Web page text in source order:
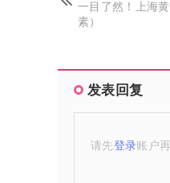
一目了然！上海
素）
发表回复
请先登录账户